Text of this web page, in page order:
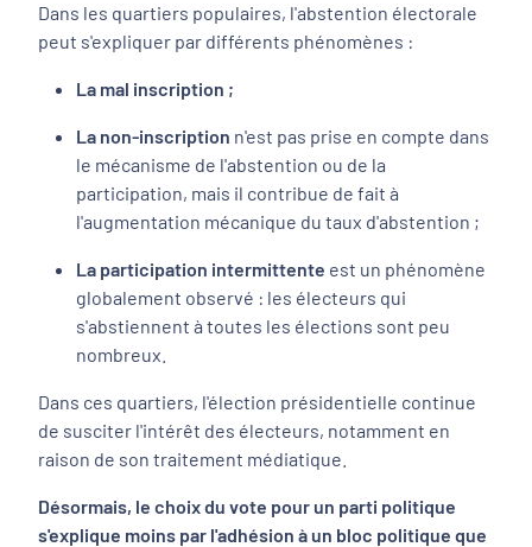
Dans les quartiers populaires, l'abstention électorale
peut s'expliquer par différents phénomènes :
La mal inscription ;
La non-inscription n'est pas prise en compte dans
le mécanisme de l'abstention ou de la
participation, mais il contribue de fait à
l'augmentation mécanique du taux d'abstention ;
La participation intermittente est un phénomène
globalement observé : les électeurs qui
s'abstiennent à toutes les élections sont peu
nombreux.
Dans ces quartiers, l'élection présidentielle continue
de susciter l'intérêt des électeurs, notamment en
raison de son traitement médiatique.
Désormais, le choix du vote pour un parti politique
s'explique moins par l'adhésion à un bloc politique que